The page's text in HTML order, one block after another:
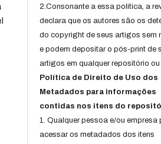
2.Consonante a essa politica, a
declara que os autores são os
do copyright de seus artigos sem
e podem depositar o pós-print de
artigos em qualquer repositório ou
Política de Direito de Uso dos
Metadados para informações
contidas nos itens do
1. Qualquer pessoa e/ou empresa
acessar os metadados dos itens